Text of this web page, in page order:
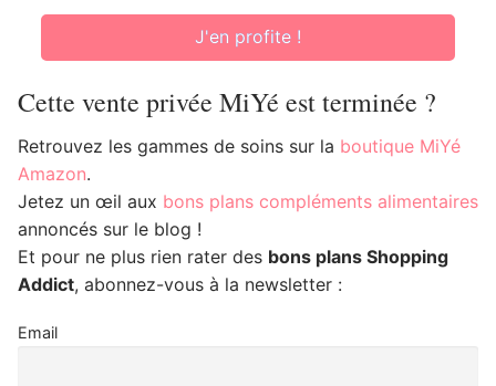
J'en profite !
Cette vente privée MiYé est terminée ?
Retrouvez les gammes de soins sur la boutique MiYé
Amazon.
Jetez un œil aux bons plans compléments alimentaires
annoncés sur le blog !
Et pour ne plus rien rater des bons plans Shopping
Addict, abonnez-vous à la newsletter :
Email